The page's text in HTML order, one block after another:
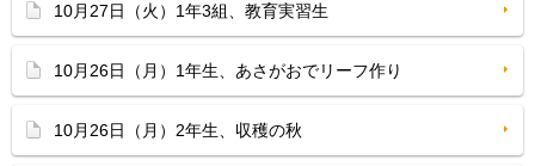
10月27日（火）1年3組、教育実習生
10月26日（月）1年生、あさがおでリーフ作り
10月26日（月）2年生、収穫の秋